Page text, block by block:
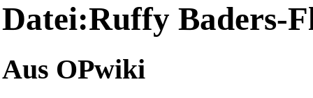
Datei:Ruffy Baders-
Aus OPwiki